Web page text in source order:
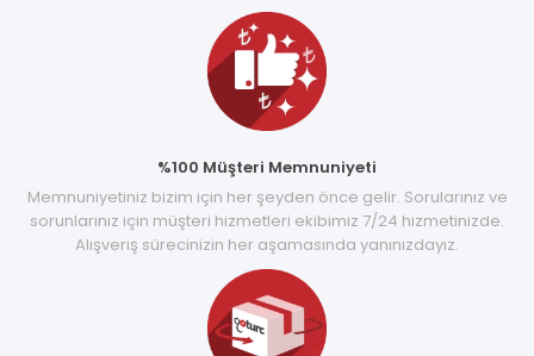
%100 Müşteri Memnuniyeti
Memnuniyetiniz bizim için her şeyden önce gelir. Sorularınız ve
sorunlarınız için müşteri hizmetleri ekibimiz 7/24 hizmetinizde.
Alışveriş sürecinizin her aşamasında yanınızdayız.